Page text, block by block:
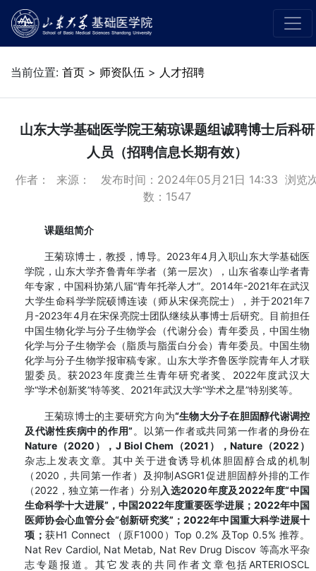
当前位置: 首页 > 师资队伍 > 人才招聘
山东大学基础医学院王菊琼课题组诚聘博士后科研
人员（招聘信息长期有效）
作者： 来源： 发布时间：2024年05月21日 14:33 浏览
数： 1547
课题组简介
王菊琼博士，教授，博导。2023年4月入职山东大学基础医
学院，山东大学齐鲁青年学者（第一层次），山东省泰山学者青
年专家，中国科协第八届“青年托举人才”。2014年-2021年在武汉
大学生命科学学院硕博连读（师从宋保亮院士），并于2021年7
月-2023年4月在宋保亮院士团队继续从事博士后研究。目前担任
中国生物化学与分子生物学会（代谢分会）青年委员，中国生物
化学与分子生物学会（脂质与脂蛋白分会）青年委员。中国生物
化学与分子生物学报审稿专家。山东大学齐鲁医学院青年人才联
盟委员。获2023年度龚兰生青年研究者奖、2022年度武汉大
学“学术创新奖”特等奖、2021年武汉大学“学术之星”特别奖等。
王菊琼博士的主要研究方向为“生物大分子在胆固醇代谢调控
及代谢性疾病中的作用”。以第一作者或共同第一作者的身份在
Nature（2020），J Biol Chem（2021），Nature（2022）
杂志上发表文章。其中关于进食诱导机体胆固醇合成的机制
（2020，共同第一作者）及抑制ASGR1促进胆固醇外排的工作
（2022，独立第一作者）分别 入选2020年度及2022年度“中国
生命科学十大进展”，中国2022年度重要医学进展；2022年中国
医师协会心血管分会“创新研究奖”；2022年中国重大科学进展十
项； 获H1 Connect （原F1000）Top 0.2% 及Top 0.5% 推荐。
Nat Rev Cardiol, Nat Metab, Nat Rev Drug Discov 等高水平杂
志专题报道。其它发表的共同作者文章包括ARTERIOSCL